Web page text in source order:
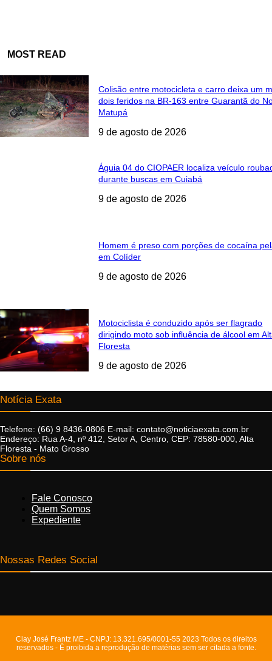
MOST READ
Colisão entre motocicleta e carro deixa um
dois feridos na BR-163 entre Guarantã do
Matupá
9 de agosto de 2026
Águia 04 do CIOPAER localiza veículo
durante buscas em Cuiabá
9 de agosto de 2026
Homem é preso com porções de cocaína
em Colíder
9 de agosto de 2026
Motociclista é conduzido após ser flagrado
dirigindo moto sob influência de álcool em
Floresta
9 de agosto de 2026
Notícia Exata
Telefone: (66) 9 8436-0806 E-mail: contato@noticiaexata.com.br
Endereço: Rua A-4, nº 412, Setor A, Centro, CEP: 78580-000, Alta
Floresta - Mato Grosso
Sobre nós
Fale Conosco
Quem Somos
Expediente
Nossas Redes Social
Clay José Frantz ME - CNPJ: 13.321.695/0001-55 2023 Todos os direitos
reservados - É proibida a reprodução de matérias sem ser citada a fonte.